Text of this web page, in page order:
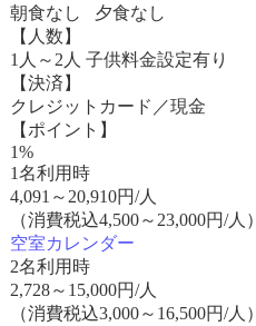
朝食なし 夕食なし
【人数】
1人～2人 子供料金設定有り
【決済】
クレジットカード／現金
【ポイント】
1%
1名利用時
4,091 ～ 20,910円/人
（消費税込4,500～23,000円/人）
空室カレンダー
2名利用時
2,728～ 15,000円/人
（消費税込3,000～16,500円/人）